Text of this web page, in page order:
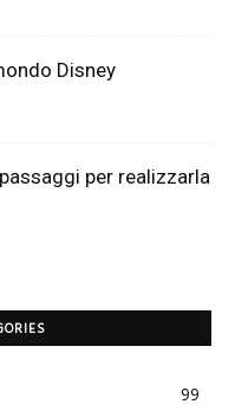
Disney
per realizzarla
99